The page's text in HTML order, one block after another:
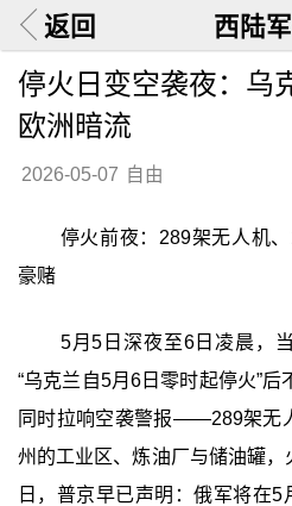
返回 西陆
停火日变空袭夜：乌
欧洲暗流
2026-05-07 自由
停火前夜：289架无人机
豪赌
5月5日深夜至6日凌晨，
“乌克兰自5月6日零时起停火”
同时拉响空袭警报——289架无
州的工业区、炼油厂与储油罐
日，普京早已声明：俄军将在5